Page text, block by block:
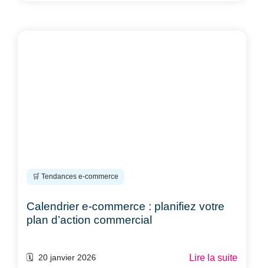
🛒 Tendances e-commerce
Calendrier e-commerce : planifiez votre
plan d’action commercial
🗓️ 20 janvier 2026 Lire la suite